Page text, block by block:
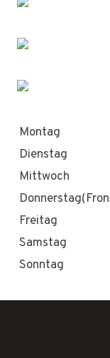
Montag
Dienstag
Mittwoch
Freitag
Samstag
Sonntag